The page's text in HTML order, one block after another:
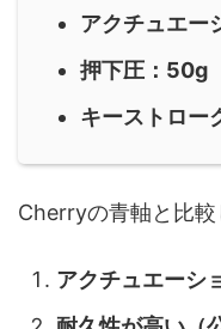
アクチュエー
押下圧：50g
キーストロー
Cherryの青軸と比較
アクチュエーシ